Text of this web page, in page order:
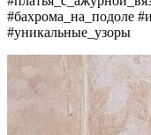
#бахрома_на_подоле
#уникальные_узоры